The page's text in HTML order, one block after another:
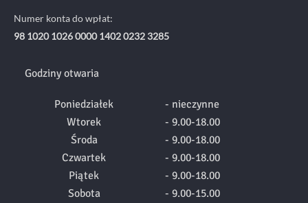
Numer konta do wpłat:
98 1020 1026 0000 1402 0232 3285
Godziny otwaria
Poniedziałek
Wtorek
Środa
Czwartek
Piątek
Sobota
- nieczynne
- 9.00-18.00
- 9.00-18.00
- 9.00-18.00
- 9.00-18.00
- 9.00-15.00